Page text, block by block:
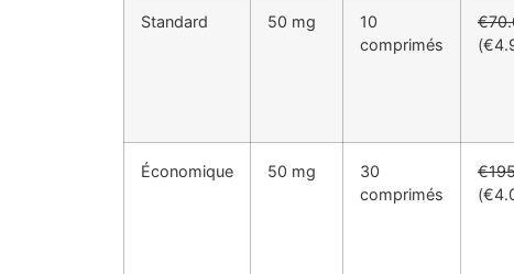
Standard 50 mg
10
comprimés
Économique 50 mg
30
comprimés